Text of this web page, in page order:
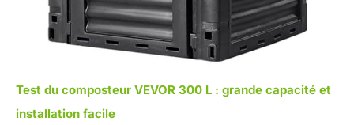
Test du composteur VEVOR 300 L : grande capacité et
installation facile